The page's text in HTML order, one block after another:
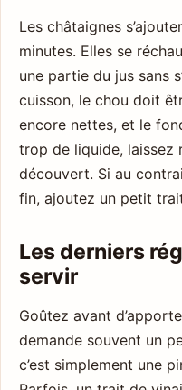
Les châtaignes
minutes. Elles se
une partie du jus sans
cuisson, le chou doit
encore nettes, et le
trop de liquide, laissez
découvert. Si au
fin, ajoutez un petit trait
Les derniers
servir
Goûtez avant
demande souvent un
c’est simplement une